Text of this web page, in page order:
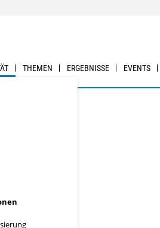
THEMEN ERGEBNISSE EVENTS